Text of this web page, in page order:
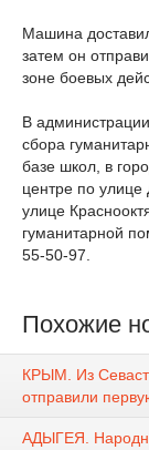
Машина
затем он
зоне боевых
В
сбора
базе школ, в
центре по улице
улице
гуманитарной
55-50-97.
Похожие
КРЫМ. Из
отправили
АДЫГЕЯ.